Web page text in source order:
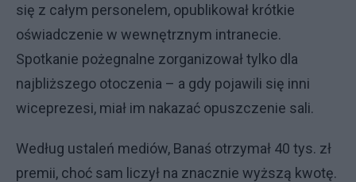
się z całym personelem, opublikował krótkie
oświadczenie w wewnętrznym intranecie.
Spotkanie pożegnalne zorganizował tylko dla
najbliższego otoczenia – a gdy pojawili się inni
wiceprezesi, miał im nakazać opuszczenie sali.
Według ustaleń mediów, Banaś otrzymał 40 tys. zł
premii, choć sam liczył na znacznie wyższą kwotę.